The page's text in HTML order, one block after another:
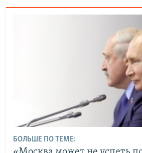
БОЛЬШЕ ПО ТЕМЕ: